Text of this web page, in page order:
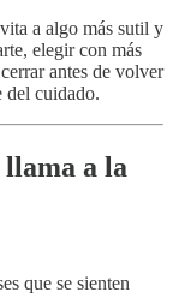
a algo más sutil y
elegir con más
antes de volver
del cuidado.
llama a la
que se sienten